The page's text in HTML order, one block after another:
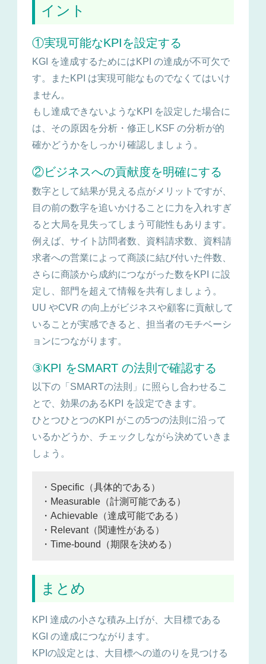
イント
①実現可能なKPIを設定する
KGI を達成するためにはKPI の達成が不可欠で
す。またKPI は実現可能なものでなくてはいけ
ません。
もし達成できないようなKPI を設定した場合に
は、その原因を分析・修正しKSF の分析が的
確かどうかをしっかり確認しましょう。
②ビジネスへの貢献度を明確にする
数字として結果が見える点がメリットですが、
目の前の数字を追いかけることに力を入れすぎ
ると大局を見失ってしまう可能性もあります。
例えば、サイト訪問者数、資料請求数、資料請
求者への営業によって商談に結び付いた件数、
さらに商談から成約につながった数をKPI に設
定し、部門を超えて情報を共有しましょう。
UU やCVR の向上がビジネスや顧客に貢献して
いることが実感できると、担当者のモチベーシ
ョンにつながります。
③KPI をSMART の法則で確認する
以下の「SMARTの法則」に照らし合わせるこ
とで、効果のあるKPI を設定できます。
ひとつひとつのKPI がこの5つの法則に沿って
いるかどうか、チェックしながら決めていきま
しょう。
・Specific（具体的である）
・Measurable（計測可能である）
・Achievable（達成可能である）
・Relevant（関連性がある）
・Time-bound（期限を決める）
まとめ
KPI 達成の小さな積み上げが、大目標である
KGI の達成につながります。
KPIの設定とは、大目標への道のりを見つける